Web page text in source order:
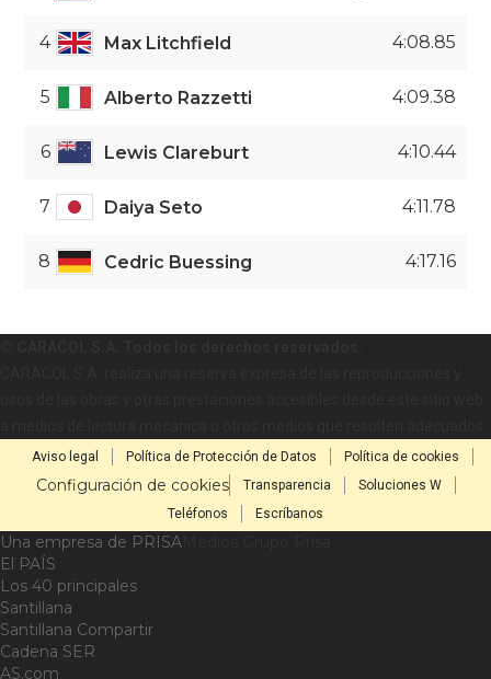
4 Max Litchfield 4:08.85
5 Alberto Razzetti 4:09.38
6 Lewis Clareburt 4:10.44
7 Daiya Seto 4:11.78
8 Cedric Buessing 4:17.16
Aviso legal Política de Protección de Datos Política de cookies
Configuración de cookies Transparencia
Soluciones W
Teléfonos
Escríbanos
Una empresa de PRISA
El PAÍS
Los 40 principales
Santillana
Santillana Compartir
Cadena SER
AS.com